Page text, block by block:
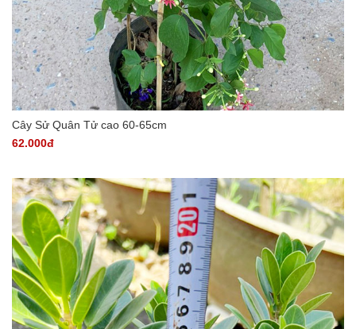
Cây Sử Quân Tử cao 60-65cm
62.000đ